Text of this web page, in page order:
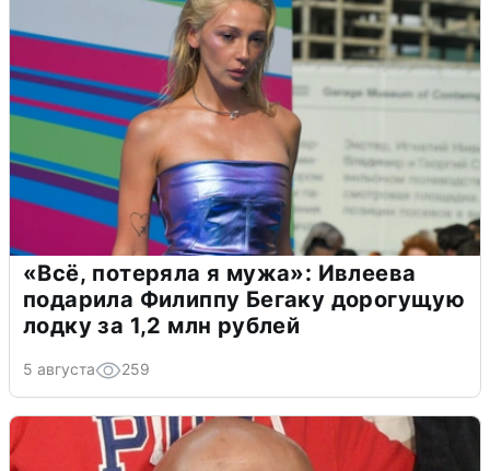
«Всё, потеряла я мужа»: Ивлеева
подарила Филиппу Бегаку дорогущую
лодку за 1,2 млн рублей
5 августа 259